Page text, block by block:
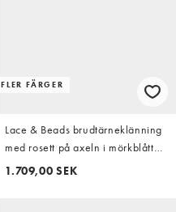
FLER FÄRGER
Lace & Beads brudtärneklänning
med rosett på axeln i mörkblått
blommigt tyll, maxi
1.709,00 SEK